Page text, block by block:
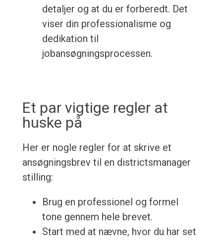
detaljer og at du er forberedt. Det
viser din professionalisme og
dedikation til
jobansøgningsprocessen.
Et par vigtige regler at
huske på
Her er nogle regler for at skrive et
ansøgningsbrev til en districtsmanager
stilling:
Brug en professionel og formel
tone gennem hele brevet.
Start med at nævne, hvor du har set